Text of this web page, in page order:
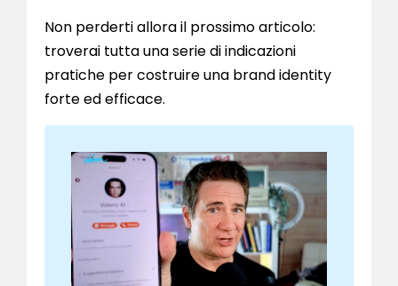
Non perderti allora il prossimo articolo:
troverai tutta una serie di indicazioni
pratiche per costruire una brand identity
forte ed efficace.